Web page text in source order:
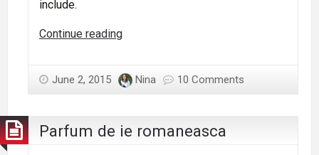
include.
Continue readingOutfit
June 2, 2015 Nina 10 Comments
Parfum de ie romaneasca